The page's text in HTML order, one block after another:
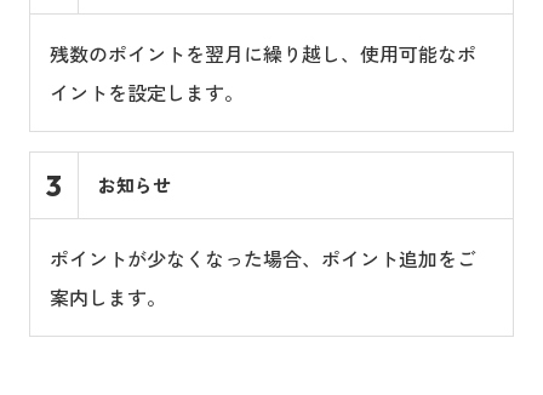
残数のポイントを翌月に繰り越し、使用可能なポ
イントを設定します。
3 お知らせ
ポイントが少なくなった場合、ポイント追加をご
案内します。